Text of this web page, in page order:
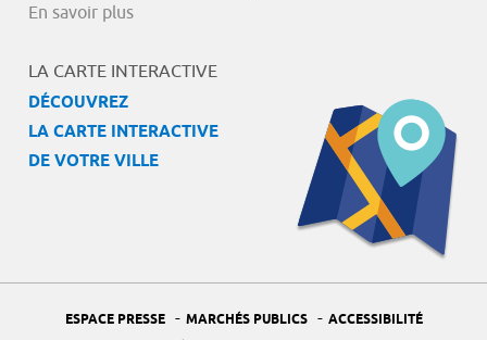
En savoir plus
LA CARTE INTERACTIVE
DÉCOUVREZ
LA CARTE INTERACTIVE
DE VOTRE VILLE
ESPACE PRESSE - MARCHÉS PUBLICS - ACCESSIBILITÉ